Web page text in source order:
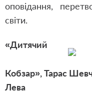
оповідання,
світи.
«Дитячий
Кобзар»,Тарас
Лева